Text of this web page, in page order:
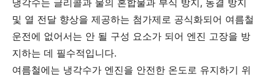
냉각수는 글리콜과 물의 혼합물과 부식 방지, 동결 방지
및 열 전달 향상을 제공하는 첨가제로 공식화되어 여름철
운전에 없어서는 안 될 구성 요소가 되어 엔진 고장을 방
지하는 데 필수적입니다.
여름철에는 냉각수가 엔진을 안전한 온도로 유지하기 위